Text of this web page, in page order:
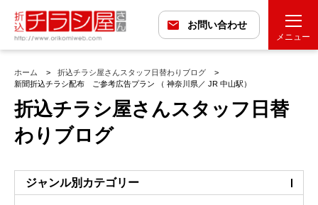
お問い合わせ
メニュー
ホーム
折込チラシ屋さんスタッフ日替わりブログ
新聞折込チラシ配布 ご参考広告プラン （ 神奈川県／ JR 中山駅）
折込チラシ屋さんスタッフ日替
わりブログ
ジャンル別カテゴリー